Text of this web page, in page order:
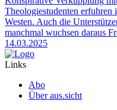
Theologiestudenten
Westen. Auch die
manchmal wuchsen daraus
14.03.2025
Links
Abo
Über aus.sicht